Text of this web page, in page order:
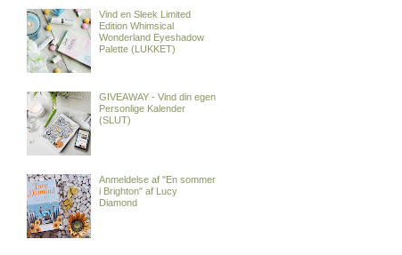
Vind en Sleek Limited
Edition Whimsical
Wonderland Eyeshadow
Palette (LUKKET)
GIVEAWAY - Vind din egen
Personlige Kalender
(SLUT)
Anmeldelse af "En sommer
i Brighton" af Lucy
Diamond